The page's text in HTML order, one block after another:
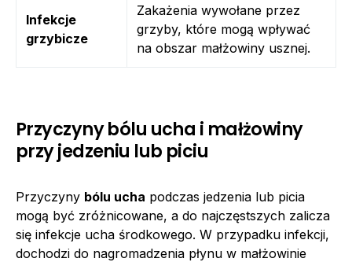
Infekcje
grzybicze
Zakażenia wywołane przez
grzyby, które mogą wpływać
na obszar małżowiny usznej.
Przyczyny bólu ucha i małżowiny
przy jedzeniu lub piciu
Przyczyny bólu ucha podczas jedzenia lub picia
mogą być zróżnicowane, a do najczęstszych zalicza
się infekcje ucha środkowego. W przypadku infekcji,
dochodzi do nagromadzenia płynu w małżowinie